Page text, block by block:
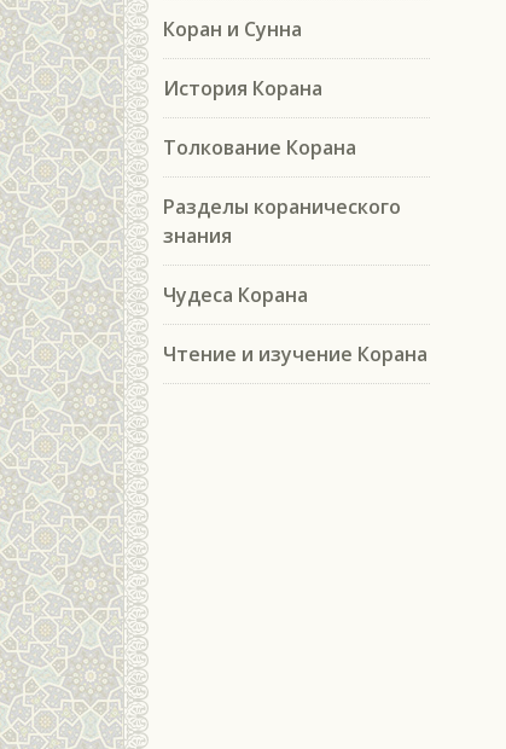
Коран и Сунна
История Корана
Толкование Корана
Разделы коранического
знания
Чудеса Корана
Чтение и изучение Корана